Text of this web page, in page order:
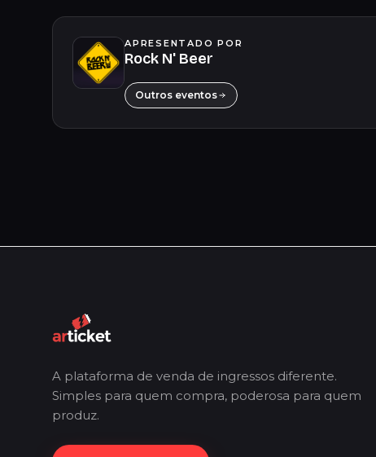
APRESENTADO POR
Rock N' Beer
Outros eventos
A plataforma de venda de ingressos diferente.
Simples para quem compra, poderosa para quem
produz.